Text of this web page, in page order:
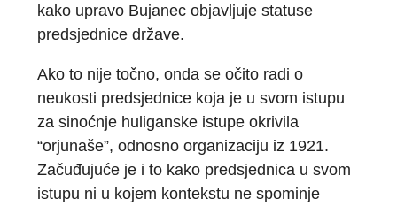
kako upravo Bujanec objavljuje statuse
predsjednice države.
Ako to nije točno, onda se očito radi o
neukosti predsjednice koja je u svom istupu
za sinoćnje huliganske istupe okrivila
“orjunaše”, odnosno organizaciju iz 1921.
Začuđujuće je i to kako predsjednica u svom
istupu ni u kojem kontekstu ne spominje